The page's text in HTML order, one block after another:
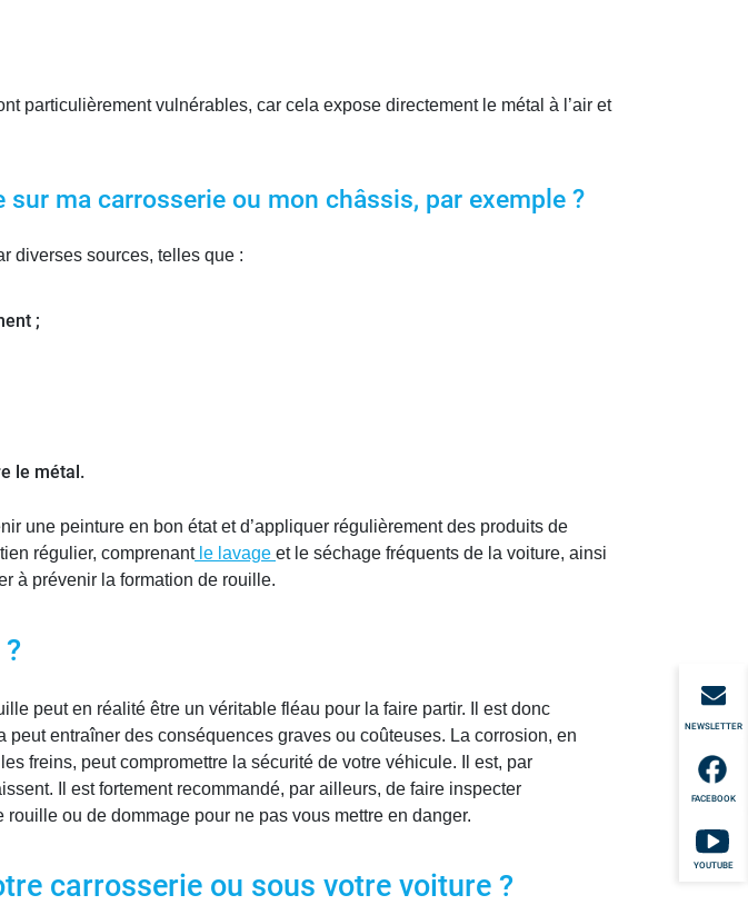
NEWSLETTER
FACEBOOK
YOUTUBE
particulièrement vulnérables, car cela expose directement le métal à l’air et
ma carrosserie ou mon châssis, par exemple ?
diverses sources, telles que :
;
le métal.
une peinture en bon état et d’appliquer régulièrement des produits de
régulier, comprenantle lavage et le séchage fréquents de la voiture, ainsi
à prévenir la formation de rouille.
peut en réalité être un véritable fléau pour la faire partir. Il est donc
entraîner des conséquences graves ou coûteuses. La corrosion, en
freins, peut compromettre la sécurité de votre véhicule. Il est, par
Il est fortement recommandé, par ailleurs, de faire inspecter
ou de dommage pour ne pas vous mettre en danger.
carrosserie ou sous votre voiture ?